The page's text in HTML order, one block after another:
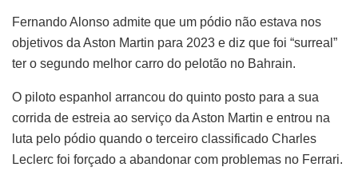
Fernando Alonso admite que um pódio não estava nos
objetivos da Aston Martin para 2023 e diz que foi “surreal”
ter o segundo melhor carro do pelotão no Bahrain.
O piloto espanhol arrancou do quinto posto para a sua
corrida de estreia ao serviço da Aston Martin e entrou na
luta pelo pódio quando o terceiro classificado Charles
Leclerc foi forçado a abandonar com problemas no Ferrari.